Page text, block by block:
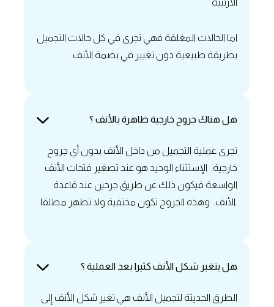
الأرنبية
اما الحالات المغلقة فهي تجرى في كل حالات التجميل
بطريقة طبيعية دون تغيير في بصمة الأنف
‏هل هناك جروح خارجية ظاهرة بالأنف ؟
تجرى عملية التجميل من داخل الأنف بدون أي جروح
خارجية. الإستثناء الوحيد هو عند تصغير فتحات الأنف
الواسعة فيكون ذلك عن طريق جرحين عند قاعدة
‏هل يتغير شكل الأنف كثيرا بعد العملية ؟
الطرق الحديثة لتجميل الأنف هي تغير شكل الأنف إلى